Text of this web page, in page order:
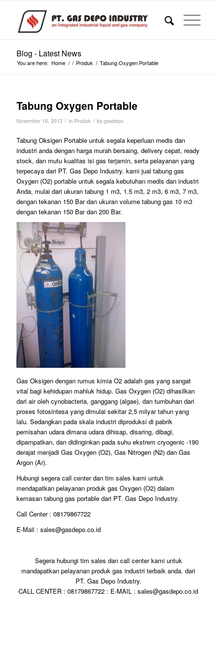
Blog - Latest News
You are here: Home / / Produk / Tabung Oxygen Portable
Tabung Oxygen Portable
November 16, 2013 / in Produk / by gasdepo
Tabung Oksigen Portable untuk segala keperluan medis dan
industri anda dengan harga murah bersaing, delivery cepat, ready
stock, dan mutu kualitas isi gas terjamin, serta pelayanan yang
terpecaya dari PT. Gas Depo Industry. kami jual tabung gas
Oxygen (O2) portable untuk segala kebutuhan medis dan industri
Anda, mulai dari ukuran tabung 1 m3, 1.5 m3, 2 m3, 6 m3, 7 m3,
dengan tekanan 150 Bar dan ukuran volume tabung gas 10 m3
dengan tekanan 150 Bar dan 200 Bar.
Gas Oksigen dengan rumus kimia O2 adalah gas yang sangat
vital bagi kehidupan mahluk hidup. Gas Oxygen (O2) dihasilkan
dari air oleh cynobacteria, ganggang (algae), dan tumbuhan dari
proses fotosintesa yang dimulai sekitar 2,5 milyar tahun yang
lalu. Sedangkan pada skala industri diproduksi di pabrik
pemisahan udara dimana udara dihisap, disaring, dibagi,
dipampatkan, dan didinginkan pada suhu ekstrem cryogenic -190
derajat menjadi Gas Oxygen (O2), Gas Nitrogen (N2) dan Gas
Argon (Ar).
Hubungi segera call center dan tim sales kami untuk
mendapatkan pelayanan produk gas Oxygen (O2) dalam
kemasan tabung gas portable dari PT. Gas Depo Industry.
Call Center : 08179867722
E-Mail : sales@gasdepo.co.id
Segera hubungi tim sales dan call center kami untuk
mandapatkan pelayanan produk gas industri terbaik anda. dari
PT. Gas Depo Industry.
CALL CENTER : 08179867722 : E-MAIL : sales@gasdepo.co.id